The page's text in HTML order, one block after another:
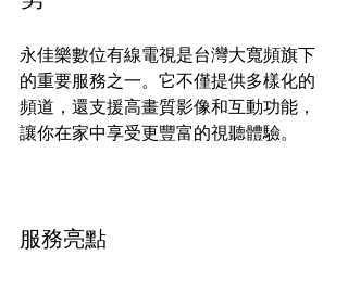
永佳樂數位有線電視是台灣大寬頻旗下
的重要服務之一。它不僅提供多樣化的
頻道，還支援高畫質影像和互動功能，
讓你在家中享受更豐富的視聽體驗。
服務亮點